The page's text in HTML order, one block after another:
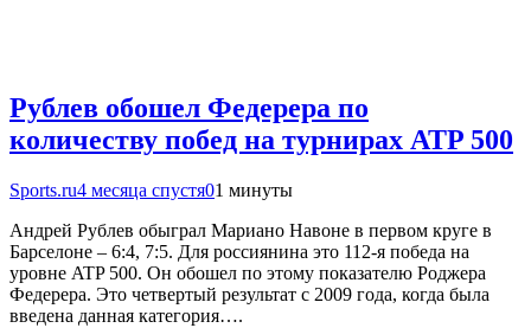
Рублев обошел Федерера по
количеству побед на турнирах ATP 500
Sports.ru4 месяца спустя01 минуты
Андрей Рублев обыграл Мариано Навоне в первом круге в
Барселоне – 6:4, 7:5. Для россиянина это 112-я победа на
уровне ATP 500. Он обошел по этому показателю Роджера
Федерера. Это четвертый результат с 2009 года, когда была
введена данная категория….